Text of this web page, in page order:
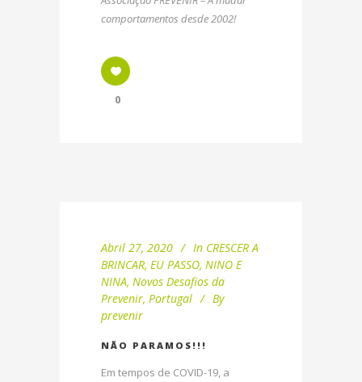
comportamentos desde 2002!
0
Abril 27, 2020 In CRESCER A
BRINCAR, EU PASSO, NINO E
NINA, Novos Desafios da
Prevenir, Portugal
By
prevenir
NÃO PARAMOS!!!
Em tempos de COVID-19, a